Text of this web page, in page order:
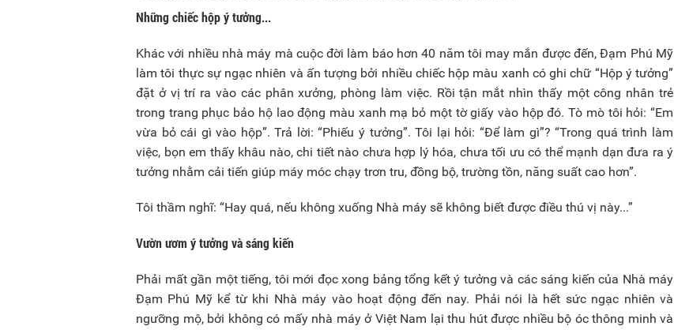
Những chiếc hộp ý tưởng...
Khác với nhiều nhà máy mà cuộc đời làm báo hơn 40 năm tôi may mắn được đến, Đạm Phú Mỹ
làm tôi thực sự ngạc nhiên và ấn tượng bởi nhiều chiếc hộp màu xanh có ghi chữ “Hộp ý tưởng”
đặt ở vị trí ra vào các phân xưởng, phòng làm việc. Rồi tận mắt nhìn thấy một công nhân trẻ
trong trang phục bảo hộ lao động màu xanh mạ bỏ một tờ giấy vào hộp đó. Tò mò tôi hỏi: “Em
vừa bỏ cái gì vào hộp”. Trả lời: “Phiếu ý tưởng”. Tôi lại hỏi: “Để làm gì”? “Trong quá trình làm
việc, bọn em thấy khâu nào, chi tiết nào chưa hợp lý hóa, chưa tối ưu có thể mạnh dạn đưa ra ý
tưởng nhằm cải tiến giúp máy móc chạy trơn tru, đồng bộ, trường tồn, năng suất cao hơn”.
Tôi thầm nghĩ: “Hay quá, nếu không xuống Nhà máy sẽ không biết được điều thú vị này...”
Vườn ươm ý tưởng và sáng kiến
Phải mất gần một tiếng, tôi mới đọc xong bảng tổng kết ý tưởng và các sáng kiến của Nhà máy
Đạm Phú Mỹ kể từ khi Nhà máy vào hoạt động đến nay. Phải nói là hết sức ngạc nhiên và
ngưỡng mộ, bởi không có mấy nhà máy ở Việt Nam lại thu hút được nhiều bộ óc thông minh và